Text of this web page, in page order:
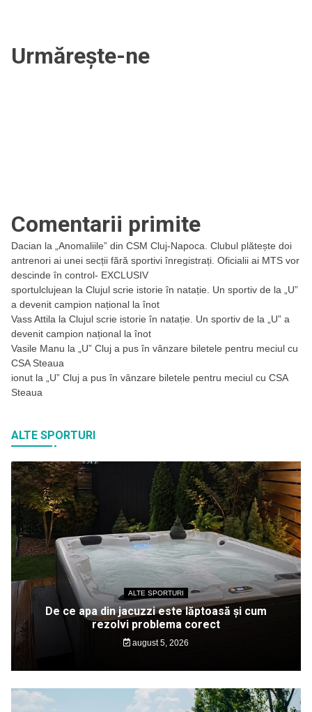
Urmărește-ne
Comentarii primite
Dacian la
„Anomaliile” din CSM Cluj-Napoca. Clubul plătește doi
antrenori ai unei secții fără sportivi înregistrați. Oficialii ai MTS vor
descinde în control- EXCLUSIV
sportulclujean la Clujul scrie istorie în natație. Un sportiv de la „U”
a devenit campion național la înot
Vass Attila la Clujul scrie istorie în natație. Un sportiv de la „U” a
devenit campion național la înot
Vasile Manu la
„U” Cluj a pus în vânzare biletele pentru meciul cu
CSA Steaua
ionut la
„U” Cluj a pus în vânzare biletele pentru meciul cu CSA
Steaua
ALTE SPORTURI
ALTE SPORTURI
De ce apa din jacuzzi este lăptoasă și cum
rezolvi problema corect
august 5, 2026